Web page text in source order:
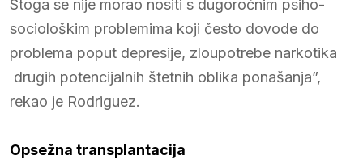
Stoga se nije morao nositi s dugoročnim psiho-
sociološkim problemima koji često dovode do
problema poput depresije, zloupotrebe narkotika
drugih potencijalnih štetnih oblika ponašanja”,
rekao je Rodriguez.
Opsežna transplantacija